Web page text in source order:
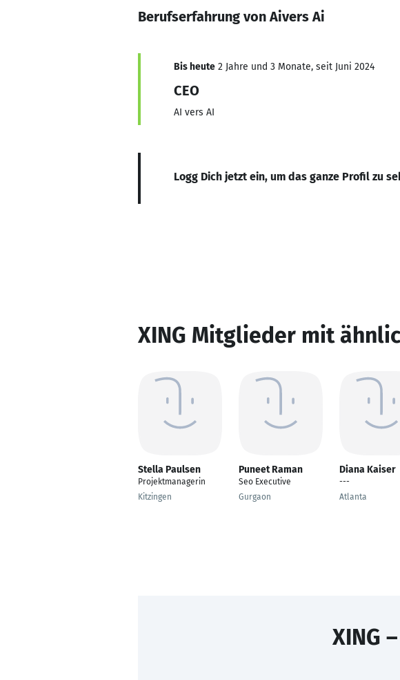
Berufserfahrung von Aivers Ai
Bis heute 2 Jahre und 3 Monate, seit Juni 2024
CEO
AI vers AI
Logg Dich jetzt ein, um das ganze Profil zu
XING Mitglieder mit
Stella Paulsen
Projektmanagerin
Kitzingen
Puneet Raman
Seo Executive
Gurgaon
Diana Kaiser
---
Atlanta
XING